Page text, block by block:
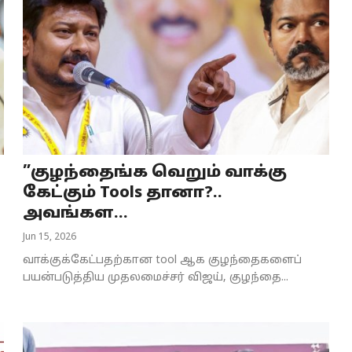
”குழந்தைங்க வெறும் வாக்கு
கேட்கும் Tools தானா?..
அவங்கள...
Jun 15, 2026
வாக்குக்கேட்பதற்கான tool ஆக குழந்தைகளைப்
பயன்படுத்திய முதலமைச்சர் விஜய், குழந்தை...